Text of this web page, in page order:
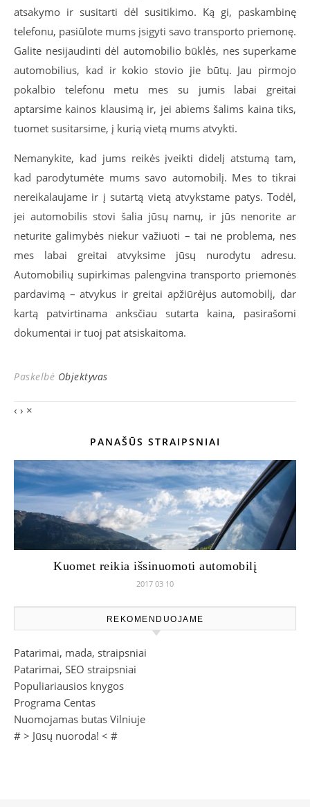
atsakymo ir susitarti dėl susitikimo. Ką gi, paskambinę
telefonu, pasiūlote mums įsigyti savo transporto priemonę.
Galite nesijaudinti dėl automobilio būklės, nes superkame
automobilius, kad ir kokio stovio jie būtų. Jau pirmojo
pokalbio telefonu metu mes su jumis labai greitai
aptarsime kainos klausimą ir, jei abiems šalims kaina tiks,
tuomet susitarsime, į kurią vietą mums atvykti.
Nemanykite, kad jums reikės įveikti didelį atstumą tam,
kad parodytumėte mums savo automobilį. Mes to tikrai
nereikalaujame ir į sutartą vietą atvykstame patys. Todėl,
jei automobilis stovi šalia jūsų namų, ir jūs nenorite ar
neturite galimybės niekur važiuoti – tai ne problema, nes
mes labai greitai atvyksime jūsų nurodytu adresu.
Automobilių supirkimas palengvina transporto priemonės
pardavimą – atvykus ir greitai apžiūrėjus automobilį, dar
kartą patvirtinama anksčiau sutarta kaina, pasirašomi
dokumentai ir tuoj pat atsiskaitoma.
Paskelbė Objektyvas
‹ › ×
PANAŠŪS STRAIPSNIAI
Kuomet reikia išsinuomoti automobilį
2017 03 10
REKOMENDUOJAME
Patarimai, mada, straipsniai
Patarimai, SEO straipsniai
Populiariausios knygos
Programa Centas
Nuomojamas butas Vilniuje
# > Jūsų nuoroda! < #